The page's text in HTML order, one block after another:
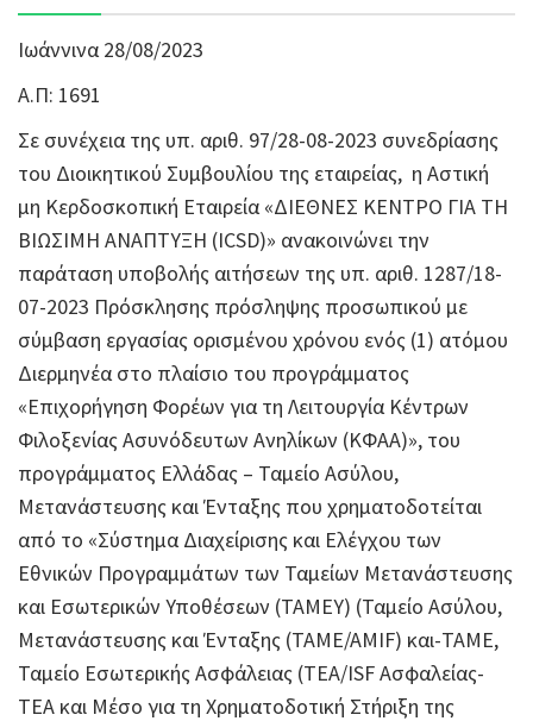
Ιωάννινα 28/08/2023
Α.Π: 1691
Σε συνέχεια της υπ. αριθ. 97/28-08-2023 συνεδρίασης
του Διοικητικού Συμβουλίου της εταιρείας, η Αστική
μη Κερδοσκοπική Εταιρεία «ΔΙΕΘΝΕΣ ΚΕΝΤΡΟ ΓΙΑ ΤΗ
ΒΙΩΣΙΜΗ ΑΝΑΠΤΥΞΗ (ICSD)» ανακοινώνει την
παράταση υποβολής αιτήσεων της υπ. αριθ. 1287/18-
07-2023 Πρόσκλησης πρόσληψης προσωπικού με
σύμβαση εργασίας ορισμένου χρόνου ενός (1) ατόμου
Διερμηνέα στο πλαίσιο του προγράμματος
«Επιχορήγηση Φορέων για τη Λειτουργία Κέντρων
Φιλοξενίας Ασυνόδευτων Ανηλίκων (ΚΦΑΑ)», του
προγράμματος Ελλάδας – Ταμείο Ασύλου,
Μετανάστευσης και Ένταξης που χρηματοδοτείται
από το «Σύστημα Διαχείρισης και Ελέγχου των
Εθνικών Προγραμμάτων των Ταμείων Μετανάστευσης
και Εσωτερικών Υποθέσεων (ΤΑΜΕΥ) (Ταμείο Ασύλου,
Μετανάστευσης και Ένταξης (TAME/AMIF) και-ΤΑΜΕ,
Ταμείο Εσωτερικής Ασφάλειας (TEA/ISF Ασφαλείας-
ΤΕΑ και Μέσο για τη Χρηματοδοτική Στήριξη της